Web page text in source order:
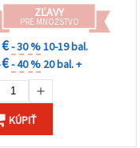
ZĽAVY
PRE MNOŽSTVO
- 30 %10-19 bal.
- 40 % 20 bal. +
KÚPIŤ